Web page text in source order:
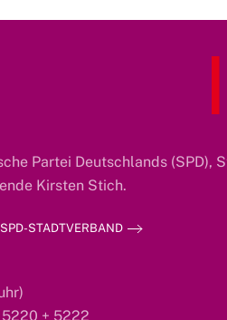
Partei Deutschlands (SPD),
Kirsten Stich.
STADTVERBAND
+ 5222